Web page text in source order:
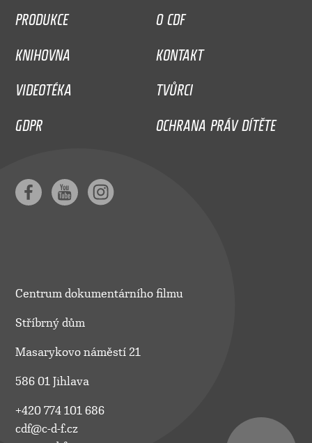
PRODUKCE
O CDF
KNIHOVNA
KONTAKT
VIDEOTÉKA
TVŮRCI
GDPR
OCHRANA PRÁV DÍTĚTE
Centrum dokumentárního filmu
Stříbrný dům
Masarykovo náměstí 21
586 01 Jihlava
+420 774 101 686
cdf@c-d-f.cz